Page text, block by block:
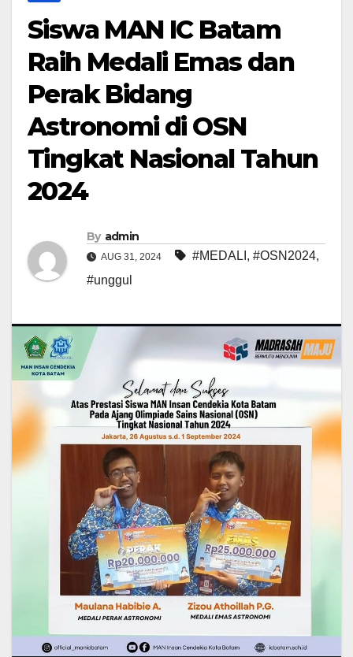
Siswa MAN IC Batam
Raih Medali Emas dan
Perak Bidang
Astronomi di OSN
Tingkat Nasional Tahun
2024
By admin
AUG 31, 2024 #MEDALI , #OSN2024,
#unggul